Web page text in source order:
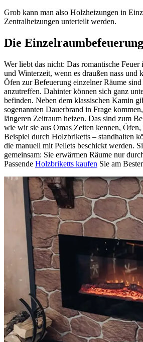
Grob kann man also Holzheizungen in
Zentralheizungen unterteilt werden.
Die Einzelraumbefeuerung
Wer liebt das nicht: Das romantische
und Winterzeit, wenn es draußen nass und
Öfen zur Befeuerung einzelner Räume
anzutreffen. Dahinter können sich ganz
befinden. Neben dem klassischen Kamin
sogenannten Dauerbrand in Frage
längeren Zeitraum heizen. Das sind zum
wie wir sie aus Omas Zeiten kennen,
Beispiel durch Holzbriketts – standhalten
die manuell mit Pellets beschickt werden.
gemeinsam: Sie erwärmen Räume nur
Passende Holzbriketts kaufen Sie am